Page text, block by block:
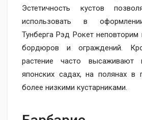
Эстетичность кустов
использовать в
Тунберга Рэд Рокет
бордюров и ограждений.
растение часто
японских садах, на полянах в
более низкими кустарниками.